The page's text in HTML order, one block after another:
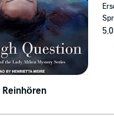
Reinhören
5,0